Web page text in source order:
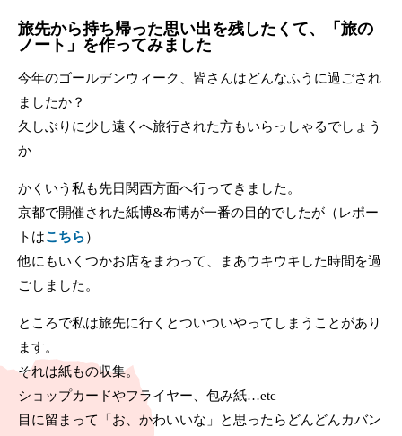
旅先から持ち帰った思い出を残したくて、「旅の
ノート」を作ってみました
今年のゴールデンウィーク、皆さんはどんなふうに過ごされ
ましたか？
久しぶりに少し遠くへ旅行された方もいらっしゃるでしょう
か
かくいう私も先日関西方面へ行ってきました。
京都で開催された紙博&布博が一番の目的でしたが（レポー
トはこちら）
他にもいくつかお店をまわって、まあウキウキした時間を過
ごしました。
ところで私は旅先に行くとついついやってしまうことがあり
ます。
それは紙もの収集。
ショップカードやフライヤー、包み紙…etc
目に留まって「お、かわいいな」と思ったらどんどんカバン